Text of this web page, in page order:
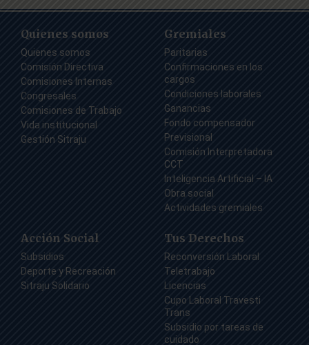
Quienes somos
Quienes somos
Comisión Directiva
Comisiones Internas
Congresales
Comisiones de Trabajo
Vida institucional
Gestión Sitraju
Gremiales
Paritarias
Confirmaciones en los
cargos
Condiciones laborales
Ganancias
Fondo compensador
Previsional
Comisión Interpretadora
CCT
Inteligencia Artificial – IA
Obra social
Actividades gremiales
Acción Social
Subsidios
Deporte y Recreación
Sitraju Solidario
Tus Derechos
Reconversión Laboral
Teletrabajo
Licencias
Cupo Laboral Travesti
Trans
Subsidio por tareas de
cuidado